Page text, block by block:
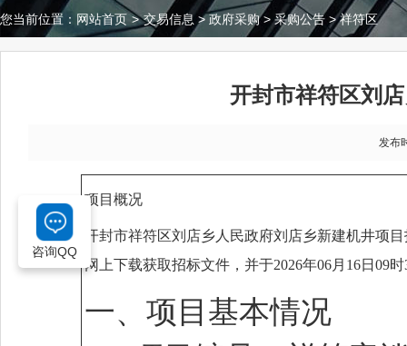
您当前位置： 网站首页 > 交易信息 >政府采购>采购公告 >祥符区
开封市祥符区刘
发布
项目概况
开封市祥符区刘店乡人民政府刘店乡新建机井项目
网上下载获取招标文件，并于2026年06月16日09时
一、项目基本情况
咨询QQ